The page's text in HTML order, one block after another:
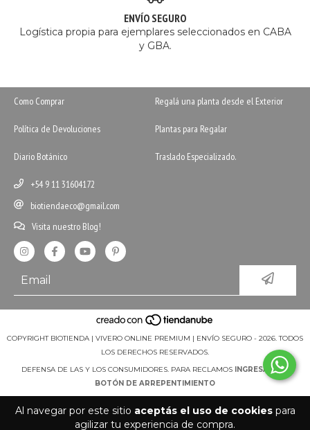
Al navegar por este sitio aceptás el uso de cookiespara
agilizar tu experiencia de compra.
ENVÍO SEGURO
Logística propia para ejemplares seleccionados en CABA
y GBA.
Como Comprar Regalá una planta desde el Exterior
Política de Devoluciones Plantas para Regalar
Diario Botánico Traslado Especializado.
+54 9 11 31604172
biotiendaeco@gmail.com
Visita nuestro Blog!
COPYRIGHT BIOTIENDA | VIVERO ONLINE PREMIUM | ENVÍO SEGURO - 2026. TODOS
LOS DERECHOS RESERVADOS.
DEFENSA DE LAS Y LOS CONSUMIDORES. PARA RECLAMOS INGRESÁ ACÁ.
BOTÓN DE ARREPENTIMIENTO